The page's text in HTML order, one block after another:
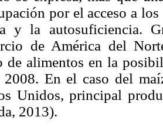
por el acceso a
y la autosuficiencia.
de América del
de alimentos en la
2008. En el caso del
Unidos, principal
2013).